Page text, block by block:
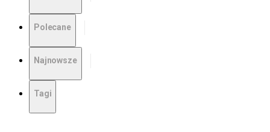
Polecane
Najnowsze
Tagi